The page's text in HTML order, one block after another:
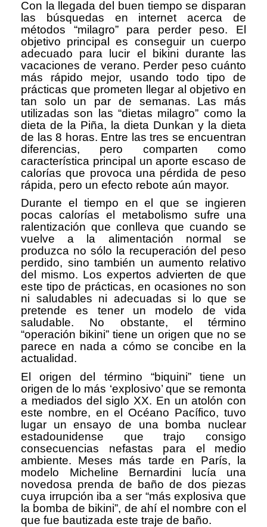
Con la llegada del buen tiempo se disparan
las búsquedas en internet acerca de
métodos “milagro” para perder peso. El
objetivo principal es conseguir un cuerpo
adecuado para lucir el bikini durante las
vacaciones de verano. Perder peso cuánto
más rápido mejor, usando todo tipo de
prácticas que prometen llegar al objetivo en
tan solo un par de semanas. Las más
utilizadas son las “dietas milagro” como la
dieta de la Piña, la dieta Dunkan y la dieta
de las 8 horas. Entre las tres se encuentran
diferencias, pero comparten como
característica principal un aporte escaso de
calorías que provoca una pérdida de peso
rápida, pero un efecto rebote aún mayor.
Durante el tiempo en el que se ingieren
pocas calorías el metabolismo sufre una
ralentización que conlleva que cuando se
vuelve a la alimentación normal se
produzca no sólo la recuperación del peso
perdido, sino también un aumento relativo
del mismo. Los expertos advierten de que
este tipo de prácticas, en ocasiones no son
ni saludables ni adecuadas si lo que se
pretende es tener un modelo de vida
saludable. No obstante, el término
“operación bikini” tiene un origen que no se
parece en nada a cómo se concibe en la
actualidad.
El origen del término “biquini” tiene un
origen de lo más ‘explosivo’ que se remonta
a mediados del siglo XX. En un atolón con
este nombre, en el Océano Pacífico, tuvo
lugar un ensayo de una bomba nuclear
estadounidense que trajo consigo
consecuencias nefastas para el medio
ambiente. Meses más tarde en París, la
modelo Micheline Bernardini lucía una
novedosa prenda de baño de dos piezas
cuya irrupción iba a ser “más explosiva que
la bomba de bikini”, de ahí el nombre con el
que fue bautizada este traje de baño.